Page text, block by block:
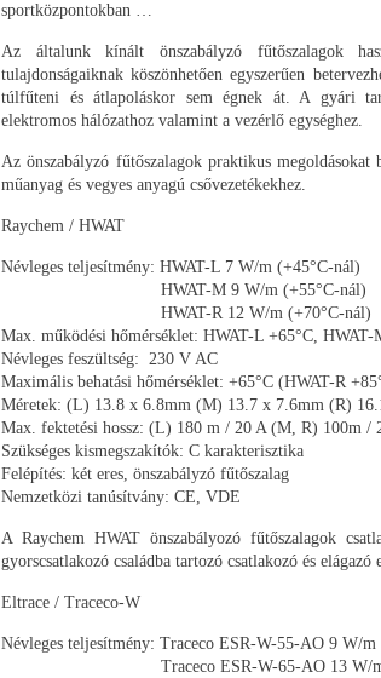
sportközpontokban …
Az általunk kínált önszabályzó fűtőszalagok
tulajdonságaiknak köszönhetően egyszerűen
túlfűteni és átlapoláskor sem égnek át. A gyári
elektromos hálózathoz valamint a vezérlő egységhez.
Az önszabályzó fűtőszalagok praktikus megoldásokat
műanyag és vegyes anyagú csővezetékekhez.
Raychem / HWAT
Névleges teljesítmény: HWAT-L 7 W/m (+45°C-nál)
HWAT-M 9 W/m (+55°C-nál)
HWAT-R 12 W/m (+70°C-nál)
Max. működési hőmérséklet: HWAT-L +65°C, HWAT-
Névleges feszültség: 230 V AC
Maximális behatási hőmérséklet: +65°C (HWAT-R
Méretek: (L) 13.8 x 6.8mm (M) 13.7 x 7.6mm (R)
Max. fektetési hossz: (L) 180 m / 20 A (M, R) 100m /
Szükséges kismegszakítók: C karakterisztika
Felépítés: két eres, önszabályzó fűtőszalag
Nemzetközi tanúsítvány: CE, VDE
A Raychem HWAT önszabályozó fűtőszalagok
gyorscsatlakozó családba tartozó csatlakozó és elágazó
Eltrace / Traceco-W
Névleges teljesítmény: Traceco ESR-W-55-AO 9 W/m
Traceco ESR-W-65-AO 13 W/m